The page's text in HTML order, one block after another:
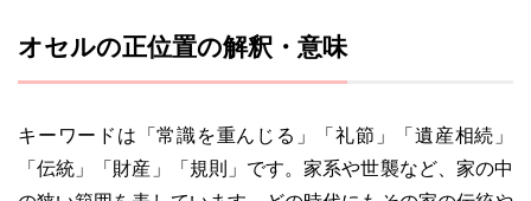
オセルの正位置の解釈・意味
キーワードは「常識を重んじる」「礼節」「遺産相続」
「伝統」「財産」「規則」です。家系や世襲など、家の中